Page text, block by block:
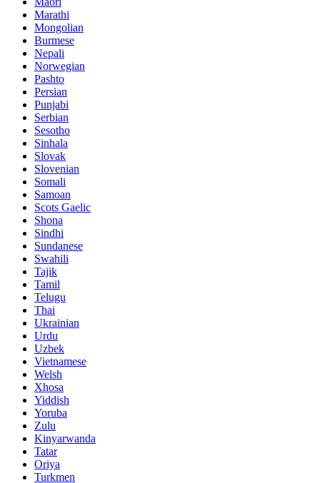
Marathi
Mongolian
Burmese
Nepali
Norwegian
Pashto
Persian
Punjabi
Serbian
Sesotho
Sinhala
Slovak
Slovenian
Somali
Samoan
Scots Gaelic
Shona
Sindhi
Sundanese
Swahili
Tajik
Tamil
Telugu
Thai
Ukrainian
Urdu
Uzbek
Vietnamese
Welsh
Xhosa
Yiddish
Yoruba
Zulu
Kinyarwanda
Tatar
Oriya
Turkmen